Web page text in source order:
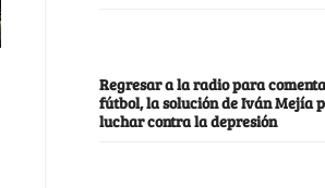
Regresar a la radio para
fútbol, la solución de Iván Mejía
luchar contra la depresión